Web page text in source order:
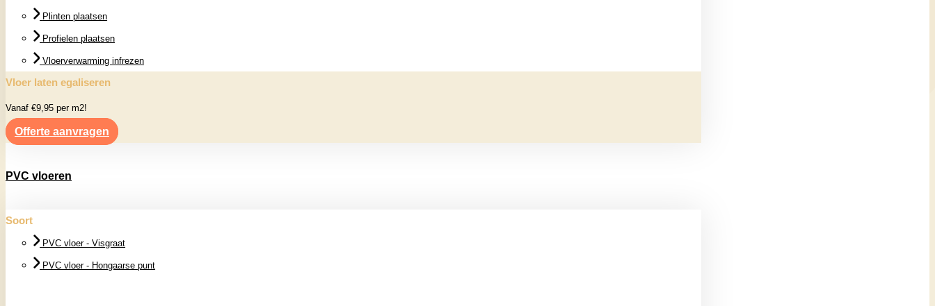
Plinten plaatsen
Profielen plaatsen
Vloerverwarming infrezen
Vloer laten egaliseren
Vanaf €9,95 per m2!
Offerte aanvragen
PVC vloeren
Soort
PVC vloer - Visgraat
PVC vloer - Hongaarse punt